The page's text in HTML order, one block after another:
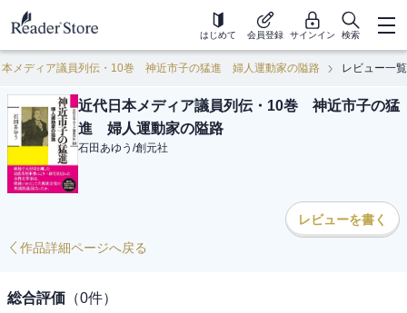
はじめて 会員登録 サインイン 検索
本メディア議員列伝・10巻 神近市子の猛進 婦人運動家の隘路 レビュー一覧
近代日本メディア議員列伝・10巻 神近市子の猛
進 婦人運動家の隘路
石田あゆう /創元社
レビューを書く
作品詳細ページへ戻る
総合評価 （0件）